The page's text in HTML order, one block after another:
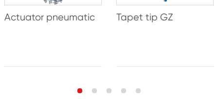
Actuator pneumatic Tapet tip GZ